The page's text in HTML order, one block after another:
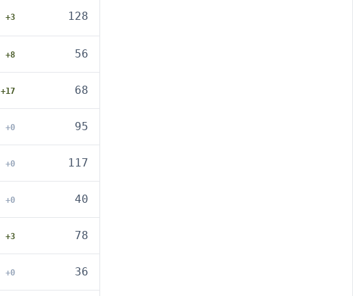
+3 128
+8 56
+17 68
+0 95
+0 117
+0 40
+3 78
+0 36